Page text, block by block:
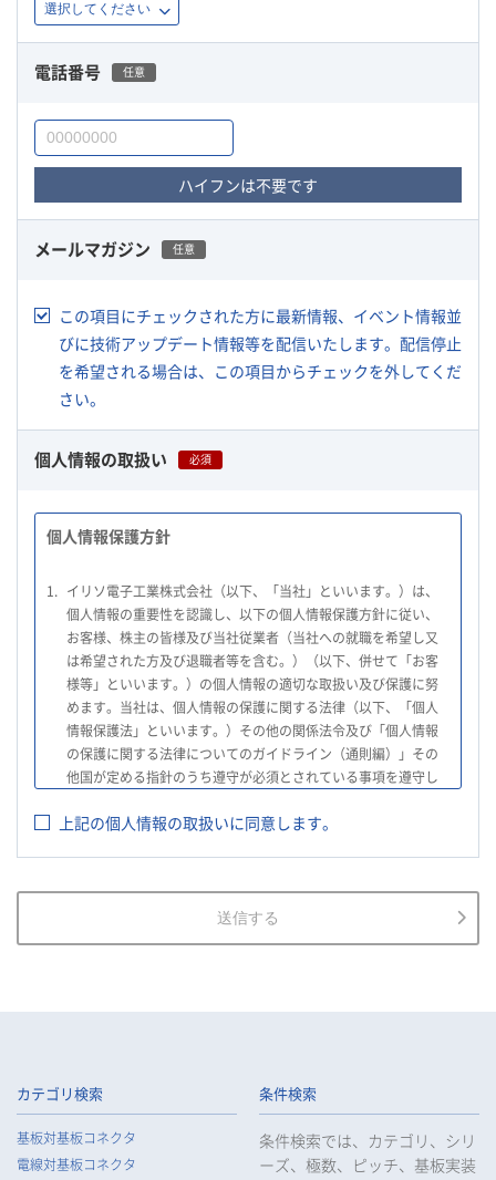
電話番号 任意
ハイフンは不要です
メールマガジン 任意
この項目にチェックされた方に最新情報、イベント情報並
びに技術アップデート情報等を配信いたします。配信停止
を希望される場合は、この項目からチェックを外してくだ
さい。
個人情報の取扱い 必須
個人情報保護方針
1. イリソ電子工業株式会社（以下、「当社」といいます。）は、
個人情報の重要性を認識し、以下の個人情報保護方針に従い、
お客様、株主の皆様及び当社従業者（当社への就職を希望し又
は希望された方及び退職者等を含む。）（以下、併せて「お客
様等」といいます。）の個人情報の適切な取扱い及び保護に努
めます。当社は、個人情報の保護に関する法律（以下、「個人
情報保護法」といいます。）その他の関係法令及び「個人情報
の保護に関する法律についてのガイドライン（通則編）」その
他国が定める指針のうち遵守が必須とされている事項を遵守し
2.
当社は、お客様等の個人情報を適正に取得し、法令で不要とさ
れている場合を除き、お客様等の個人情報の利用目的を通知又
当社は、お客様等の個人データについて、不正アクセス、漏え
い、滅失又は毀損等の防止に努め、個人データの管理のために
られるよう、必要かつ適切な監督を行います。
様等の個人データの安全管理が図られるよう必要かつ適切な監
督を行います。
上記の個人情報の取扱いに同意します。
送信する
カテゴリ検索
基板対基板コネクタ
電線対基板コネクタ
条件検索
条件検索では、カテゴリ、シリ
ーズ、極数、ピッチ、基板実装